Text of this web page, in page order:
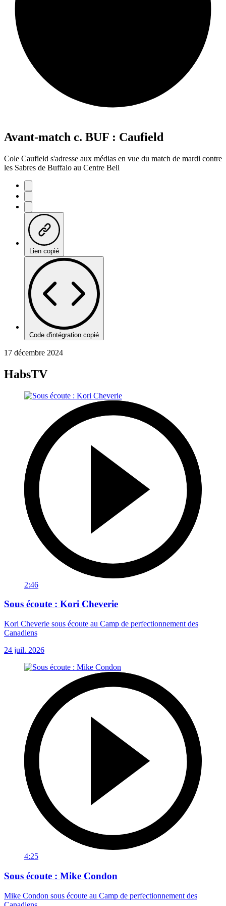
Avant-match c. BUF : Caufield
Cole Caufield s'adresse aux médias en vue du match de mardi contre
les Sabres de Buffalo au Centre Bell
Lien copié
Code d'intégration copié
17 décembre 2024
HabsTV
2:46
Sous écoute : Kori Cheverie
Kori Cheverie sous écoute au Camp de perfectionnement des
Canadiens
24 juil. 2026
4:25
Sous écoute : Mike Condon
Mike Condon sous écoute au Camp de perfectionnement des